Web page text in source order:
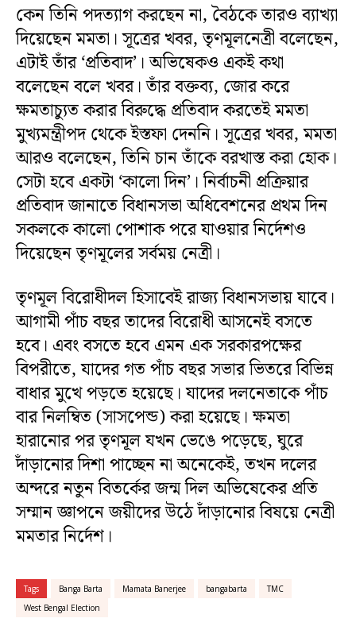
কেন তিনি পদত্যাগ করছেন না, বৈঠকে তারও ব্যাখ্যা
দিয়েছেন মমতা। সূত্রের খবর, তৃণমূলনেত্রী বলেছেন,
এটাই তাঁর ‘প্রতিবাদ’। অভিষেকও একই কথা
বলেছেন বলে খবর। তাঁর বক্তব্য, জোর করে
ক্ষমতাচ্যুত করার বিরুদ্ধে প্রতিবাদ করতেই মমতা
মুখ্যমন্ত্রীপদ থেকে ইস্তফা দেননি। সূত্রের খবর, মমতা
আরও বলেছেন, তিনি চান তাঁকে বরখাস্ত করা হোক।
সেটা হবে একটা ‘কালো দিন’। নির্বাচনী প্রক্রিয়ার
প্রতিবাদ জানাতে বিধানসভা অধিবেশনের প্রথম দিন
সকলকে কালো পোশাক পরে যাওয়ার নির্দেশও
দিয়েছেন তৃণমূলের সর্বময় নেত্রী।
তৃণমূল বিরোধীদল হিসাবেই রাজ্য বিধানসভায় যাবে।
আগামী পাঁচ বছর তাদের বিরোধী আসনেই বসতে
হবে। এবং বসতে হবে এমন এক সরকারপক্ষের
বিপরীতে, যাদের গত পাঁচ বছর সভার ভিতরে বিভিন্ন
বাধার মুখে পড়তে হয়েছে। যাদের দলনেতাকে পাঁচ
বার নিলম্বিত (সাসপেন্ড) করা হয়েছে। ক্ষমতা
হারানোর পর তৃণমূল যখন ভেঙে পড়েছে, ঘুরে
দাঁড়ানোর দিশা পাচ্ছেন না অনেকেই, তখন দলের
অন্দরে নতুন বিতর্কের জন্ম দিল অভিষেকের প্রতি
সম্মান জ্ঞাপনে জয়ীদের উঠে দাঁড়ানোর বিষয়ে নেত্রী
মমতার নির্দেশ।
Tags Banga Barta Mamata Banerjee bangabarta
TMC
West Bengal Election